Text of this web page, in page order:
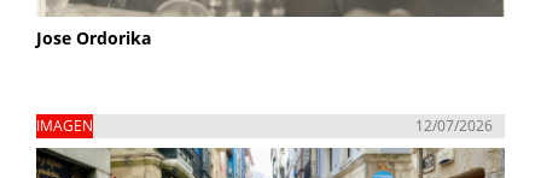
Jose Ordorika
IMAGEN 12/07/2026